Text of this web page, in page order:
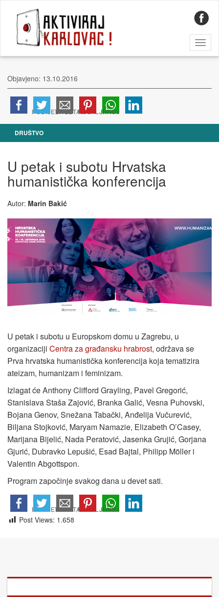
Objavjeno: 13.10.2016
DRUŠTVO
U petak i subotu Hrvatska
humanistička konferencija
Autor: Marin Bakić
U petak i subotu u Europskom domu u Zagrebu, u
organizaciji Centra za građansku hrabrost, održava se
Prva hrvatska humanistička konferencija koja tematizira
ateizam, humanizam i feminizam.
Izlagat će Anthony Clifford Grayling, Pavel Gregorić,
Stanislava Staša Zajović, Branka Galić, Vesna Puhovski,
Bojana Genov, Snežana Tabački, Anđelija Vučurević,
Biljana Stojković, Maryam Namazie, Elizabeth O’Casey,
Marijana Bijelić, Nada Peratović, Jasenka Grujić, Gorjana
Gjurić, Dubravko Lepušić, Esad Bajtal, Philipp Möller i
Valentin Abgottspon.
Program započinje svakog dana u devet sati.
Post Views: 1.658